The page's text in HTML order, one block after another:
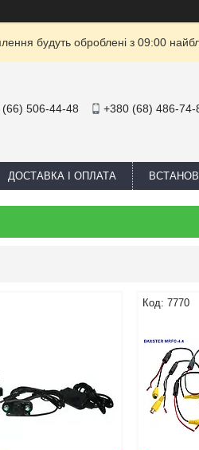
будуть оброблені з 09:00
(66) 506-44-48 +380 (68) 486-74-
ДОСТАВКА І ОПЛАТА
7770